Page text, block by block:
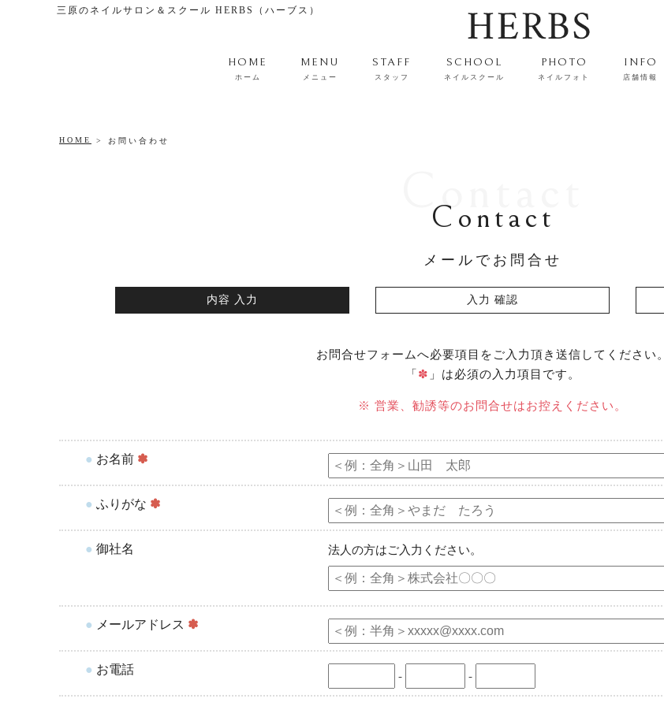
三原のネイルサロン＆スクール HERBS（ハーブス）
HOME
ホーム
MENU
メニュー
STAFF
スタッフ
SCHOOL
ネイルスクール
PHOTO
ネイルフォト
INFO
店舗情報
HOME お問い合わせ
Contact
Contact
メールでお問合せ
内容 入力 入力 確認
お問合せフォームへ必要項目をご入力頂き送信してください。
「 ✽ 」は必須の入力項目です。
※ 営業、勧誘等のお問合せはお控えください。
● お名前 ✽
● ふりがな ✽
● 御社名 法人の方はご入力ください。
● メールアドレス ✽
● お電話 - -